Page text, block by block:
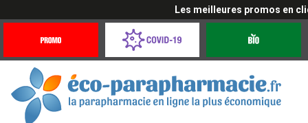
Les meilleures promos en
Offres
Coronavirus